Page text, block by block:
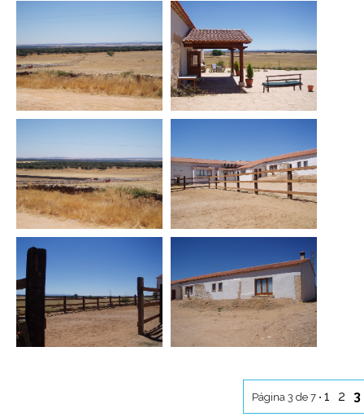
Página 3 de 7 • 1 2 3